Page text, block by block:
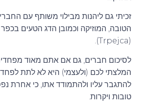
זכיתי גם ליהנות מבילוי משותף עם
הטובה, המוזיקה וכמובן הדג הטעים בכפר
(Trpejca).
לסיכום חברים, גם אם אתם מאוד
המלצתי לכם (ולעצמי) היא לא לתת לפחד
להתגבר עליו ולהתמודד אתו, כי אחרת
טובות ויקרות.